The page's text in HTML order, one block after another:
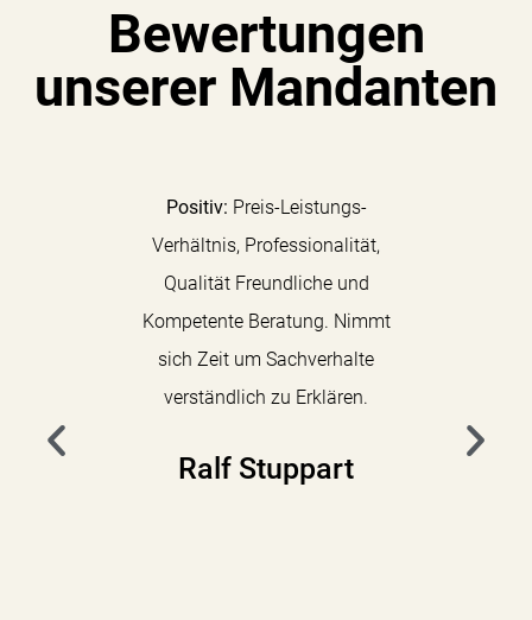
Bewertungen
unserer Mandanten
Positiv: Preis-Leistungs-
Verhältnis, Professionalität,
Qualität Freundliche und
Kompetente Beratung. Nimmt
sich Zeit um Sachverhalte
verständlich zu Erklären.
Ralf Stuppart